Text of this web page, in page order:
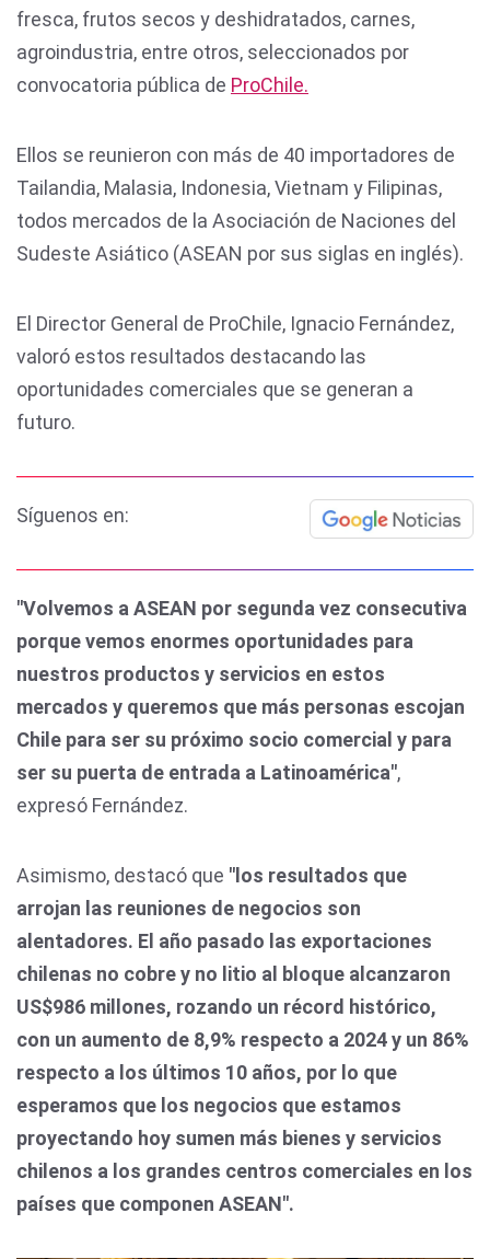
fresca, frutos secos y deshidratados, carnes,
agroindustria, entre otros, seleccionados por
convocatoria pública de ProChile.
Ellos se reunieron con más de 40 importadores de
Tailandia, Malasia, Indonesia, Vietnam y Filipinas,
todos mercados de la Asociación de Naciones del
Sudeste Asiático (ASEAN por sus siglas en inglés).
El Director General de ProChile, Ignacio Fernández,
valoró estos resultados destacando las
oportunidades comerciales que se generan a
futuro.
Síguenos en:
"Volvemos a ASEAN por segunda vez consecutiva
porque vemos enormes oportunidades para
nuestros productos y servicios en estos
mercados y queremos que más personas escojan
Chile para ser su próximo socio comercial y para
ser su puerta de entrada a Latinoamérica",
expresó Fernández.
Asimismo, destacó que "los resultados que
arrojan las reuniones de negocios son
alentadores. El año pasado las exportaciones
chilenas no cobre y no litio al bloque alcanzaron
US$986 millones, rozando un récord histórico,
con un aumento de 8,9% respecto a 2024 y un 86%
respecto a los últimos 10 años, por lo que
esperamos que los negocios que estamos
proyectando hoy sumen más bienes y servicios
chilenos a los grandes centros comerciales en los
países que componen ASEAN".